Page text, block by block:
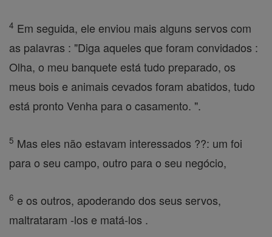
4 Em seguida, ele enviou mais alguns servos com
as palavras : "Diga aqueles que foram convidados :
Olha, o meu banquete está tudo preparado, os
meus bois e animais cevados foram abatidos, tudo
está pronto Venha para o casamento. ".
5 Mas eles não estavam interessados ??: um foi
para o seu campo, outro para o seu negócio,
6 e os outros, apoderando dos seus servos,
maltrataram -los e matá-los .